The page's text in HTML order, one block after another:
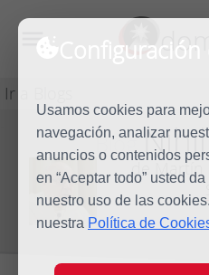
Configuración
Usamos cookies para
navegación, analizar
anuncios o contenidos
en “Aceptar todo” usted
nuestro uso de las
nuestra Política de
Ir a Blogs
Blog
de Martín